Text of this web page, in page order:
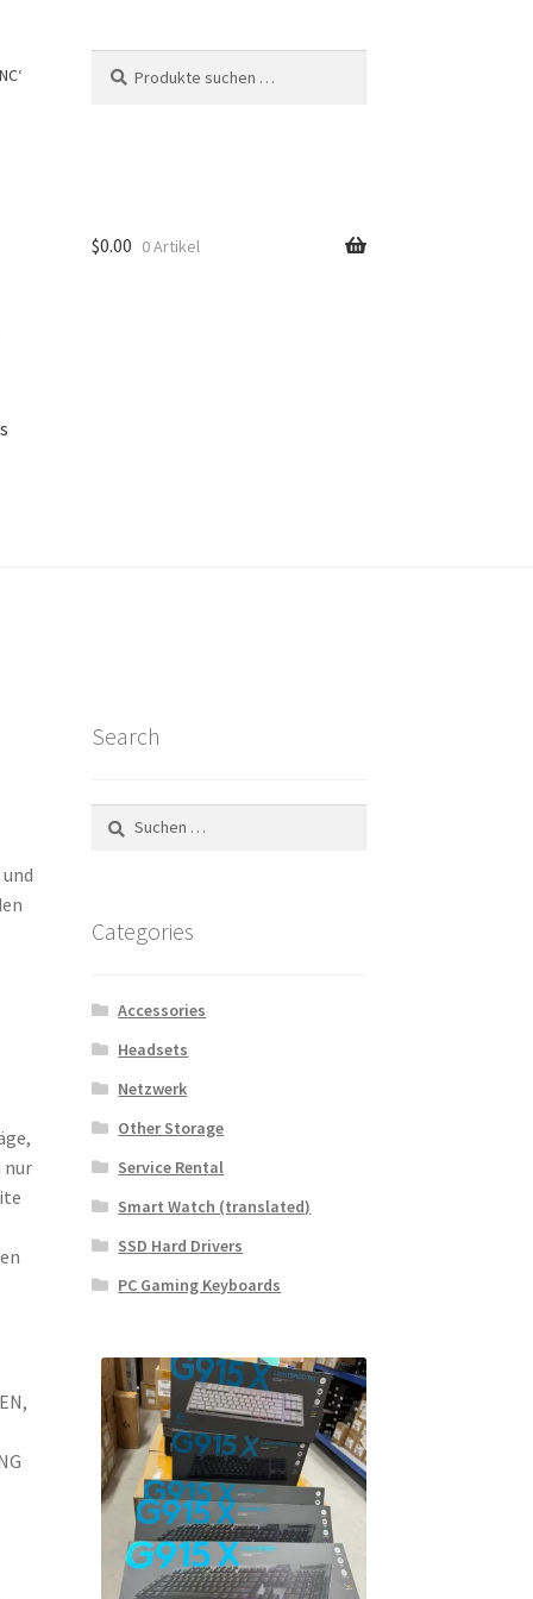
nach:
$0.00 0 Artikel
nur
Search
Suchen
nach:
Categories
Accessories
Headsets
Netzwerk
Other Storage
Service Rental
Smart Watch (translated)
SSD Hard Drivers
PC Gaming Keyboards